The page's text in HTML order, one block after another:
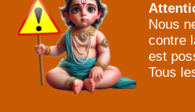
Nous
contre
est
Tous